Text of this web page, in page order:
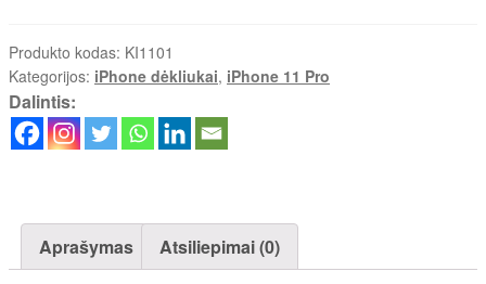
Produkto kodas: KI1101
Kategorijos: iPhone dėkliukai, iPhone 11 Pro
Dalintis:
Aprašymas Atsiliepimai (0)